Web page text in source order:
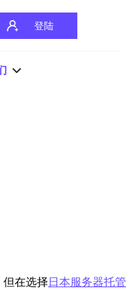
登陆
但在选择 日本服务器托管